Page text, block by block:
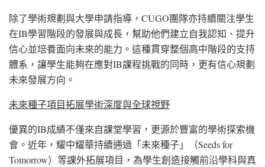
除了學術規劃與大學申請指導，CUGO團隊亦持續關注學生
在IB學習階段的發展與成長，幫助他們建立自我認知、提升
信心並培養面向未來的能力。這種貫穿整個高中階段的支持
體系，讓學生能夠在應對IB課程挑戰的同時，更有信心規劃
未來發展方向。
未來種子項目拓展學術深度與全球視野
優異的IB成績不僅來自課堂學習，更源於豐富的學術探索機
會。近年，耀中耀華持續通過「未來種子」（Seeds for
Tomorrow）等課外拓展項目，為學生創造接觸前沿學科與真